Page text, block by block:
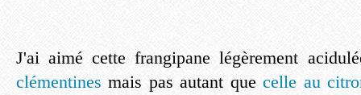
J'ai aimé cette frangipane légèrement
clémentines mais pas autant quecelle au